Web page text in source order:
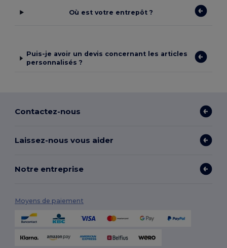
Où est votre entrepôt ?
Puis-je avoir un devis concernant les articles
personnalisés ?
Contactez-nous
Laissez-nous vous aider
Notre entreprise
Moyens de paiement